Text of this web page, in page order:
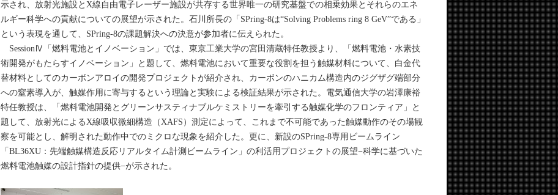
示され、放射光施設とX線自由電子レーザー施設が共存する世界唯一の研究基盤での相乗効果とそれらのエネ
ルギー科学への貢献についての展望が示された。石川所長の「SPring-8は“Solving Problems ring 8 GeV”である」
という表現を通して、SPring-8の課題解決への決意が参加者に伝えられた。
SessionⅣ「燃料電池とイノベーション」では、東京工業大学の宮田清蔵特任教授より、「燃料電池・水素技
術開発がもたらすイノベーション」と題して、燃料電池において重要な役割を担う触媒材料について、白金代
替材料としてのカーボンアロイの開発プロジェクトが紹介され、カーボンのハニカム構造内のジグザグ端部分
への窒素導入が、触媒作用に寄与するという理論と実験による検証結果が示された。電気通信大学の岩澤康裕
特任教授は、「燃料電池開発とグリーンサスティナブルケミストリーを牽引する触媒化学のフロンティア」と
題して、放射光によるX線吸収微細構造（XAFS）測定によって、これまで不可能であった触媒動作のその場観
察を可能とし、解明された動作中でのミクロな現象を紹介した。更に、新設のSPring-8専用ビームライン
「BL36XU：先端触媒構造反応リアルタイム計測ビームライン」の利活用プロジェクトの展望−科学に基づいた
燃料電池触媒の設計指針の提供−が示された。